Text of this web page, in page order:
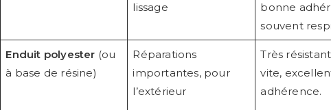
lissage
bonne
souvent
Enduit polyester (ou
à base de résine)
Réparations
importantes, pour
l’extérieur
Très
vite,
adhérence.